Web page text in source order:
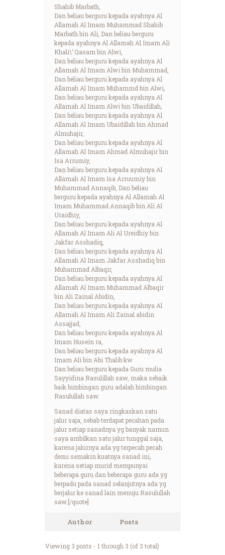
Shahib Marbath,
Dan beliau berguru kepada ayahnya Al
Allamah Al Imam Muhammad Shahib
Marbath bin Ali, Dan beliau berguru
kepada ayahnya Al Allamah Al Imam Ali
Khali\’ Qasam bin Alwi,
Dan beliau berguru kepada ayahnya Al
Allamah Al Imam Alwi bin Muhammad,
Dan beliau berguru kepada ayahnya Al
Allamah Al Imam Muhammd bin Alwi,
Dan beliau berguru kepada ayahnya Al
Allamah Al Imam Alwi bin Ubaidillah,
Dan beliau berguru kepada ayahnya Al
Allamah Al Imam Ubaidillah bin Ahmad
Almuhajir,
Dan beliau berguru kepada ayahnya Al
Allamah Al Imam Ahmad Almuhajir bin
Isa Arrumiy,
Dan beliau berguru kepada ayahnya Al
Allamah Al Imam Isa Arruumiy bin
Muhammad Annaqib, Dan beliau
berguru kepada ayahnya Al Allamah Al
Imam Muhammad Annaqib bin Ali Al
Uraidhiy,
Dan beliau berguru kepada ayahnya Al
Allamah Al Imam Ali Al Ureidhiy bin
Jakfar Asshadiq,
Dan beliau berguru kepada ayahnya Al
Allamah Al Imam Jakfar Asshadiq bin
Muhammad Albaqir,
Dan beliau berguru kepada ayahnya Al
Allamah Al Imam Muhammad Albaqir
bin Ali Zainal Abidin,
Dan beliau berguru kepada ayahnya Al
Allamah Al Imam Ali Zainal abidin
Assajjad,
Dan beliau berguru kepada ayahnya Al
Imam Husein ra,
Dan beliau berguru kepada ayahnya Al
Imam Ali bin Abi Thalib kw
Dan beliau berguru kepada Guru mulia
Sayyidina Rasulillah saw, maka sebaik
baik bimbingan guru adalah bimbingan
Rasulullah saw.
Sanad diatas saya ringkaskan satu
jalur saja, sebab terdapat pecahan pada
jalur setiap sanadnya yg banyak namun
saya ambilkan satu jalur tunggal saja,
karena jalurnya ada yg terpecah pecah
demi semakin kuatnya sanad ini,
karena setiap murid mempunyai
beberapa guru dan beberapa guru ada yg
berpadu pada sanad selanjutnya ada yg
berjalur ke sanad lain menuju Rasulullah
saw.[/quote]
Author Posts
Viewing 3 posts - 1 through 3 (of 3 total)